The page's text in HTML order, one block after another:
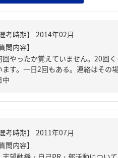
問内容】
回やったか覚えていません。20回
ます。一日2回もある。連絡はその
中
問内容】